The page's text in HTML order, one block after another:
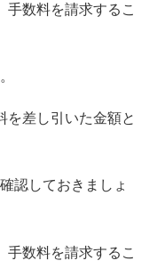
手数料を請求するこ
を差し引いた金額と
認しておきましょ
手数料を請求するこ